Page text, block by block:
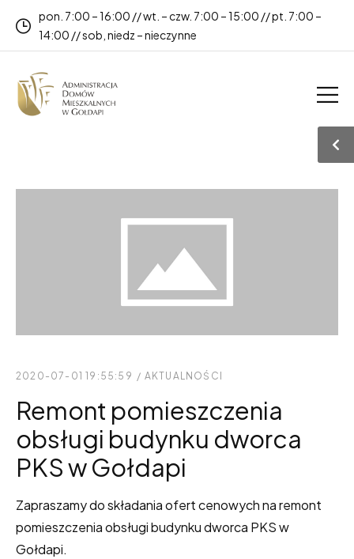
pon. 7:00 – 16:00 // wt. – czw. 7:00 – 15:00 // pt. 7:00 –
14:00 // sob, niedz – nieczynne
2020-07-01 19:55:59 / AKTUALNOŚCI
Remont pomieszczenia
obsługi budynku dworca
PKS w Gołdapi
Zapraszamy do składania ofert cenowych na remont
pomieszczenia obsługi budynku dworca PKS w
Gołdapi.